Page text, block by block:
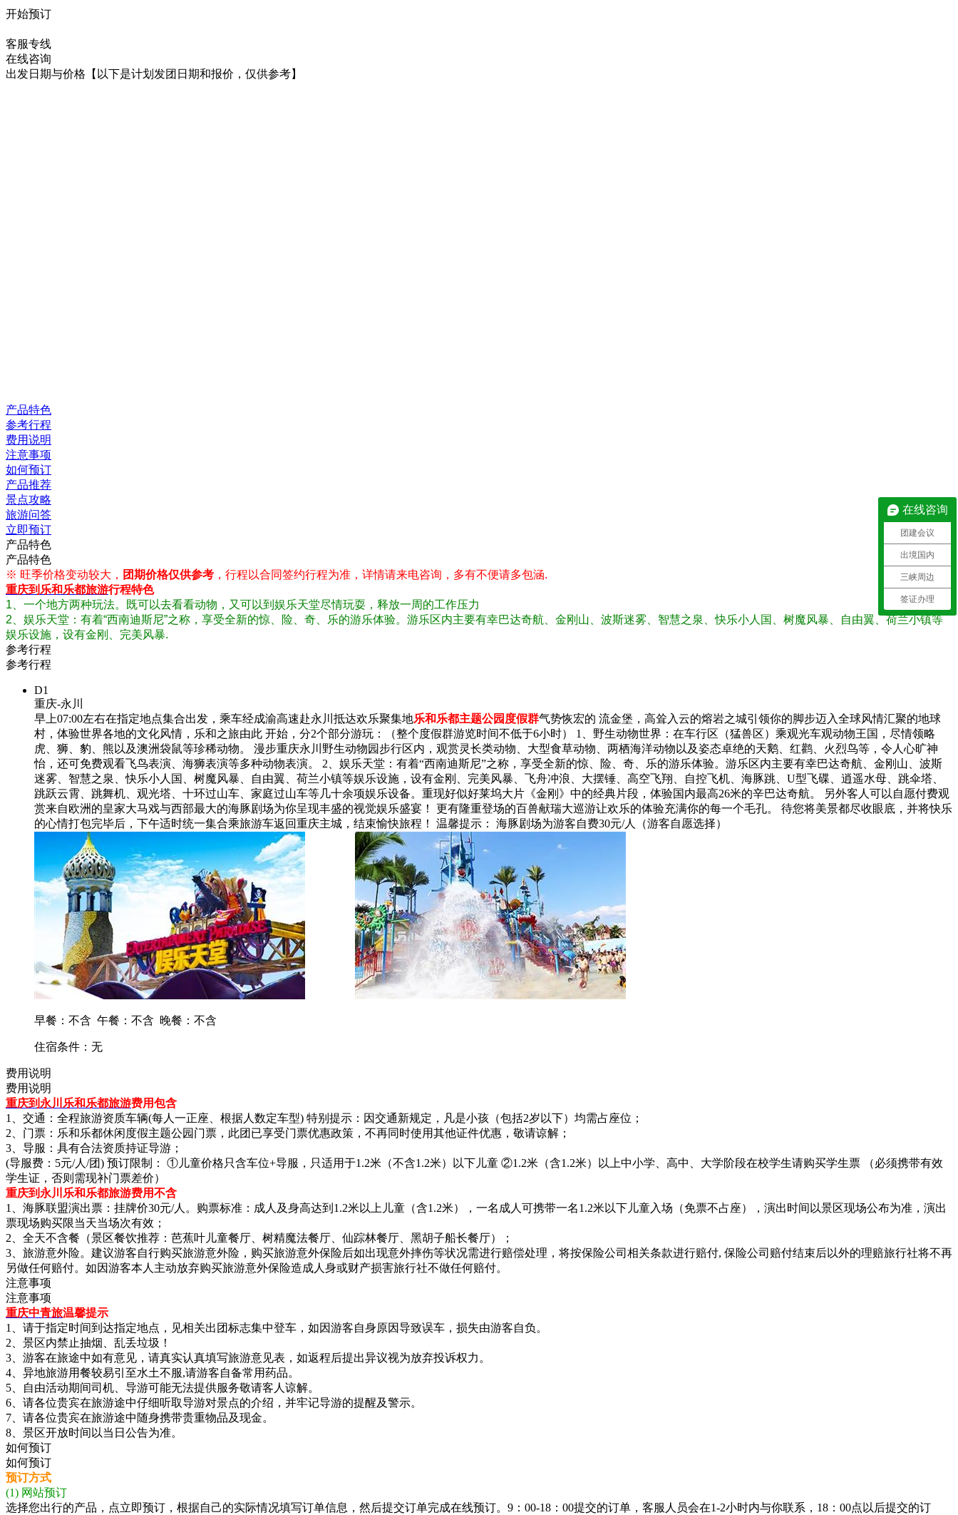
开始预订
客服专线
在线咨询
出发日期与价格 【以下是计划发团日期和报价，仅供参考】
产品特色
参考行程
费用说明
注意事项
如何预订
产品推荐
景点攻略
旅游问答
立即预订
产品特色
产品特色
※ 旺季价格变动较大， 团期价格仅供参考 ，行程以合同签约行程为准，详情请来电咨询， 多有不便请多包涵.
重庆到乐和乐都旅游行程特色
1、一个地方两种玩法。既可以去看看动物，又可以到娱乐天堂尽情玩耍，释放一周的工作压力
2 、娱乐天堂：有着“西南迪斯尼”之称，享受全新的惊、险、奇、乐的游乐体验。游乐区内主要有幸巴达奇航、金刚山、波斯迷雾、智慧之泉、快乐小人国、树魔风暴、自由翼、荷兰小镇等
娱乐设施，设有金刚、完美风暴.
参考行程
参考行程
D1
重庆-永川
早上07:00左右在指定地点集合出发，乘车经成渝高速赴永川抵达欢乐聚集地乐和乐都主题公园度假群气势恢宏的 流金堡，高耸入云的熔岩之城引领你的脚步迈入全球风情汇聚的地球
村，体验世界各地的文化风情，乐和之旅由此 开始，分2个部分游玩：（整个度假群游览时间不低于6小时） 1、野生动物世界：在车行区（猛兽区）乘观光车观动物王国，尽情领略
虎、狮、豹、熊以及澳洲袋鼠等珍稀动物。 漫步重庆永川野生动物园步行区内，观赏灵长类动物、大型食草动物、两栖海洋动物以及姿态卓绝的天鹅、红鹳、火烈鸟等，令人心旷神
怡，还可免费观看飞鸟表演、海狮表演等多种动物表演。 2、娱乐天堂：有着“西南迪斯尼”之称，享受全新的惊、险、奇、乐的游乐体验。游乐区内主要有幸巴达奇航、金刚山、波斯
迷雾、智慧之泉、快乐小人国、树魔风暴、自由翼、荷兰小镇等娱乐设施，设有金刚、完美风暴、飞舟冲浪、大摆锤、高空飞翔、自控飞机、海豚跳、U型飞碟、逍遥水母、跳伞塔、
跳跃云霄、跳舞机、观光塔、十环过山车、家庭过山车等几十余项娱乐设备。重现好似好莱坞大片《金刚》中的经典片段，体验国内最高26米的辛巴达奇航。 另外客人可以自愿付费观
赏来自欧洲的皇家大马戏与西部最大的海豚剧场为你呈现丰盛的视觉娱乐盛宴！ 更有隆重登场的百兽献瑞大巡游让欢乐的体验充满你的每一个毛孔。 待您将美景都尽收眼底，并将快乐
的心情打包完毕后，下午适时统一集合乘旅游车返回重庆主城，结束愉快旅程！ 温馨提示： 海豚剧场为游客自费30元/人（游客自愿选择）
早餐：不含 午餐：不含 晚餐：不含
住宿条件：无
费用说明
费用说明
重庆到永川乐和乐都旅游费用包含
1、交通：全程旅游资质车辆(每人一正座、根据人数定车型) 特别提示：因交通新规定，凡是小孩（包括2岁以下）均需占座位；
2、门票：乐和乐都休闲度假主题公园门票，此团已享受门票优惠政策，不再同时使用其他证件优惠，敬请谅解；
3、导服：具有合法资质持证导游；
(导服费：5元/人/团) 预订限制： ①儿童价格只含车位+导服，只适用于1.2米（不含1.2米）以下儿童 ②1.2米（含1.2米）以上中小学、高中、大学阶段在校学生请购买学生票 （必须携带有效
学生证，否则需现补门票差价）
重庆到永川乐和乐都旅游费用不含
1、海豚联盟演出票：挂牌价30元/人。购票标准：成人及身高达到1.2米以上儿童（含1.2米），一名成人可携带一名1.2米以下儿童入场（免票不占座），演出时间以景区现场公布为准，演出
票现场购买限当天当场次有效；
2、全天不含餐（景区餐饮推荐：芭蕉叶儿童餐厅、树精魔法餐厅、仙踪林餐厅、黑胡子船长餐厅）；
3、旅游意外险。建议游客自行购买旅游意外险，购买旅游意外保险后如出现意外摔伤等状况需进行赔偿处理，将按保险公司相关条款进行赔付, 保险公司赔付结束后以外的理赔旅行社将不再
另做任何赔付。如因游客本人主动放弃购买旅游意外保险造成人身或财产损害旅行社不做任何赔付。
注意事项
注意事项
重庆中青旅温馨提示
1、请于指定时间到达指定地点，见相关出团标志集中登车，如因游客自身原因导致误车，损失由游客自负。
2、景区内禁止抽烟、乱丢垃圾！
3、游客在旅途中如有意见，请真实认真填写旅游意见表，如返程后提出异议视为放弃投诉权力。
4、异地旅游用餐较易引至水土不服,请游客自备常用药品。
5、自由活动期间司机、导游可能无法提供服务敬请客人谅解。
6、请各位贵宾在旅游途中仔细听取导游对景点的介绍，并牢记导游的提醒及警示。
7、请各位贵宾在旅游途中随身携带贵重物品及现金。
8、景区开放时间以当日公告为准。
如何预订
如何预订
预订方式
(1) 网站预订
选择您出行的产品，点立即预订，根据自己的实际情况填写订单信息，然后提交订单完成在线预订。9：00-18：00提交的订单，客服人员会在1-2小时内与你联系，18：00点以后提交的订
在线咨询
团建会议
出境国内
三峡周边
签证办理